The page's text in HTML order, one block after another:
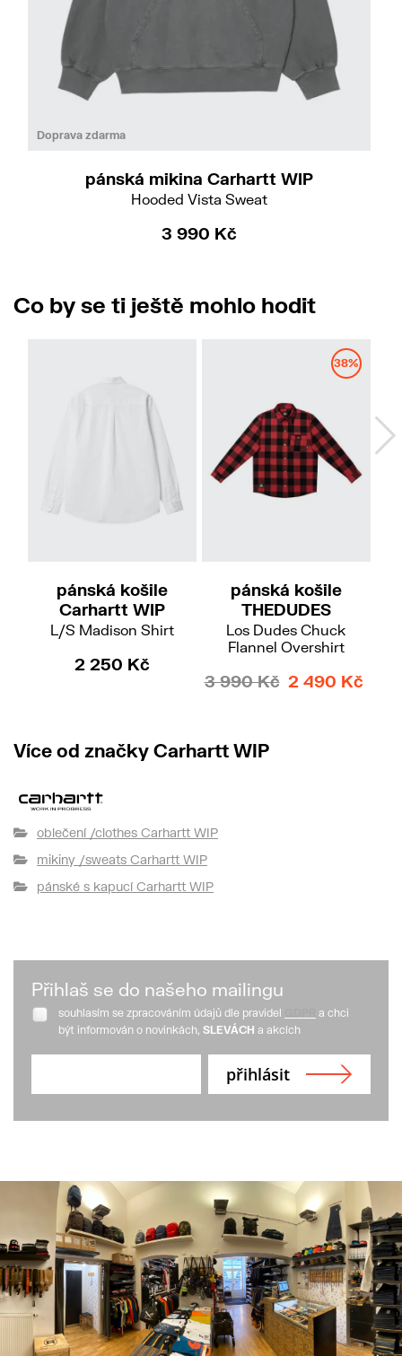
Doprava zdarma
pánská mikina Carhartt WIP
Hooded Vista Sweat
3 990 Kč
Co by se ti ještě mohlo hodit
pánská košile
Carhartt WIP
L/S Madison Shirt
2 250 Kč
38%
pánská košile
THEDUDES
Los Dudes Chuck
Flannel Overshirt
3 990 Kč 2 490 Kč
Více od značky Carhartt WIP
oblečení /clothes Carhartt WIP
mikiny /sweats Carhartt WIP
pánské s kapucí Carhartt WIP
Přihlaš se do našeho mailingu
souhlasím se zpracováním údajů dle pravidel
a chci
být informován o novinkách, SLEVÁCH a akcích